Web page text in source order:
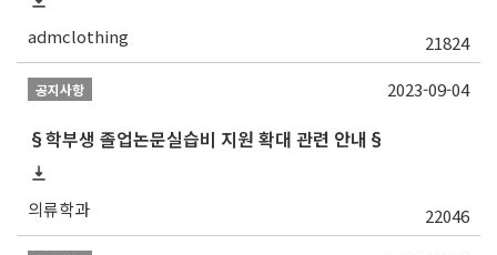
admclothing 21824
공지사항
§학부생 졸업논문실습비 지원 확대 관련 안내§
의류학과 22046
2023-09-04